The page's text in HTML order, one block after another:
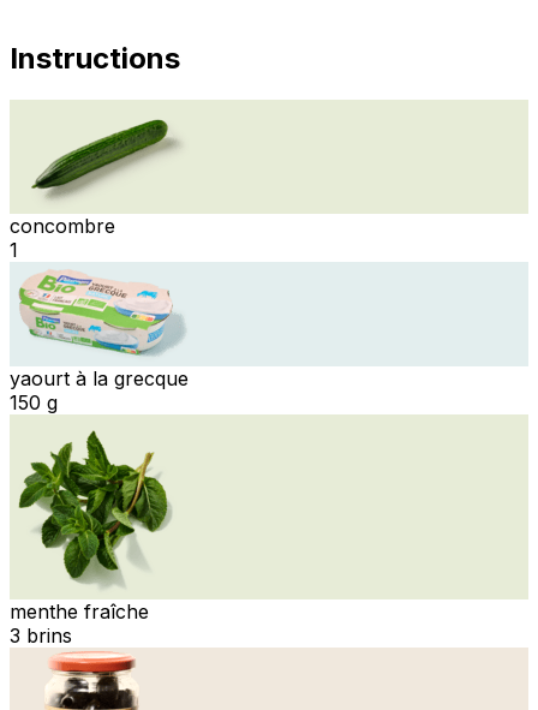
Instructions
concombre
1
yaourt à la grecque
150 g
menthe fraîche
3 brins